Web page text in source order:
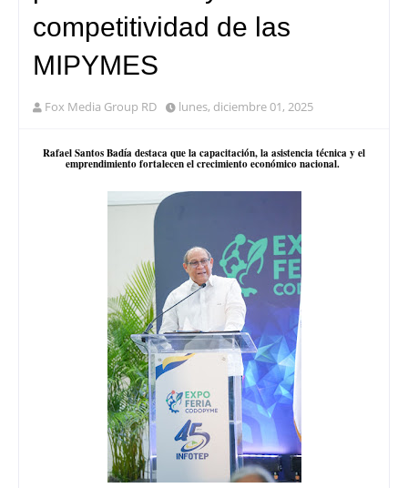
competitividad de las
MIPYMES
Fox Media Group RD lunes, diciembre 01, 2025
Rafael Santos Badía destaca que la capacitación, la asistencia técnica y el
emprendimiento fortalecen el crecimiento económico nacional.